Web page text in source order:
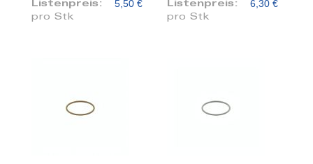
Listenpreis: 5,50 €
pro Stk
Listenpreis: 6,30 €
pro Stk